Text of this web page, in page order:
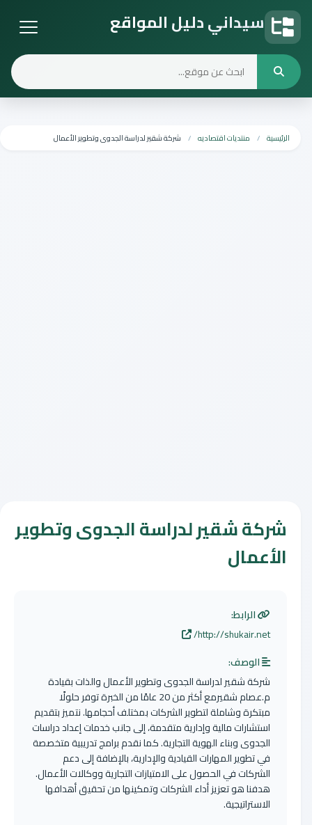
سيداني دليل المواقع
الرئيسية منتديات اقتصاديه شركة شقير لدراسة الجدوى وتطوير الأعمال
شركة شقير لدراسة الجدوى وتطوير
الأعمال
الرابط:
http://shukair.net/
الوصف:
شركة شقير لدراسة الجدوى وتطوير الأعمال والذات بقيادة
م.عصام شقيرمع أكثر من 20 عامًا من الخبرة توفر حلولًا
مبتكرة وشاملة لتطوير الشركات بمختلف أحجامها. نتميز بتقديم
استشارات مالية وإدارية متقدمة، إلى جانب خدمات إعداد دراسات
الجدوى وبناء الهوية التجارية. كما نقدم برامج تدريبية متخصصة
في تطوير المهارات القيادية والإدارية، بالإضافة إلى دعم
الشركات في الحصول على الامتيازات التجارية ووكالات الأعمال.
هدفنا هو تعزيز أداء الشركات وتمكينها من تحقيق أهدافها
الاستراتيجية.